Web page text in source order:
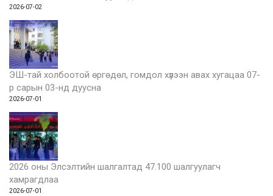
2026-07-02
ЭШ-тай холбоотой өргөдөл, гомдол хүлээн авах хугацаа 07-
р сарын 03-нд дуусна
2026-07-01
2026 оны Элсэлтийн шалгалтад 47.100 шалгуулагч
хамрагдлаа
2026-07-01